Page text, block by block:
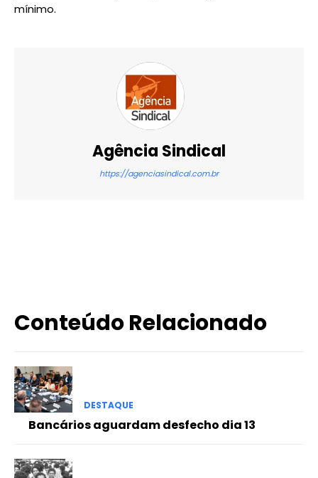
mínimo.
Agência Sindical
https://agenciasindical.com.br
Conteúdo Relacionado
DESTAQUE
Bancários aguardam desfecho dia 13